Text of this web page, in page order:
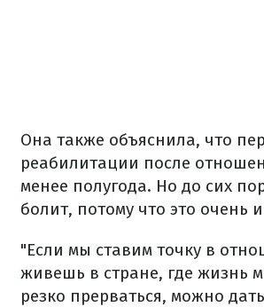
Она также объяснила, что
реабилитации после
менее полугода. Но до сих
болит, потому что это очень
"Если мы ставим точку в
живешь в стране, где жизнь
резко прерваться, можно